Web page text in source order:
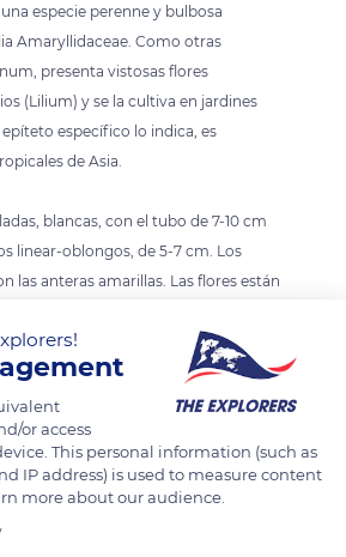
especie perenne y bulbosa
Amaryllidaceae. Como otras
presenta vistosas flores
(Lilium) y se la cultiva en jardines
específico lo indica, es
de Asia.
blancas, con el tubo de 7-10 cm
linear-oblongos, de 5-7 cm. Los
las anteras amarillas. Las flores están
Florece en verano.
TRANSLATE
or access
This personal information (such as
IP address) is used to measure content
more about our audience.